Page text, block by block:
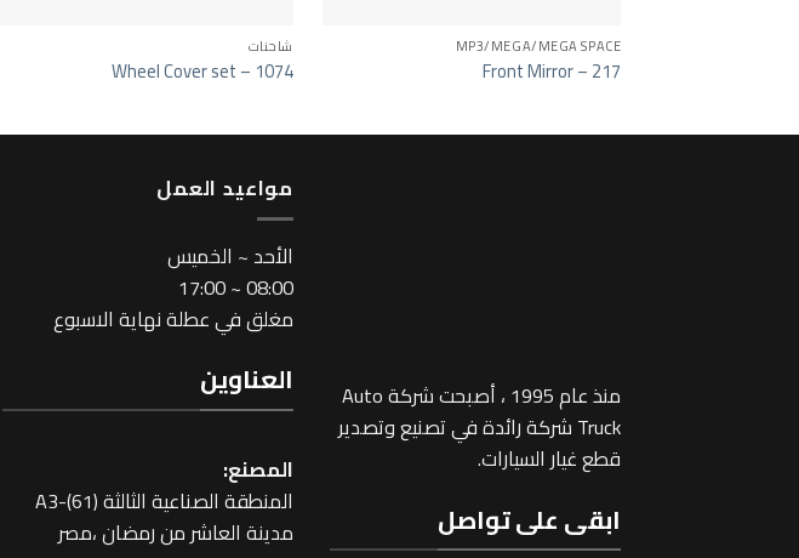
MP3/MEGA/MEGA SPACE
Front Mirror – 217
شاحنات
Wheel Cover set – 1074
منذ عام 1995 ، أصبحت شركة Auto
Truck شركة رائدة في تصنيع وتصدير
قطع غيار السيارات.
ابقى على تواصل
مواعيد العمل
اﻷحد ~ الخميس
08:00 ~ 17:00
مغلق في عطلة نهاية الاسبوع
العناوين
المصنع:
المنطقة الصناعية الثالثة A3-(61)
مدينة العاشر من رمضان ،مصر